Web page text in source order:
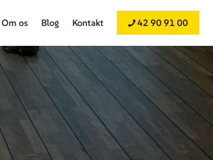
Om os Blog Kontakt 42 90 91 00